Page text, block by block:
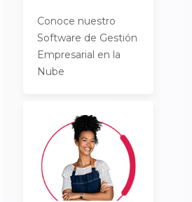
Conoce nuestro
Software de Gestión
Empresarial en la
Nube